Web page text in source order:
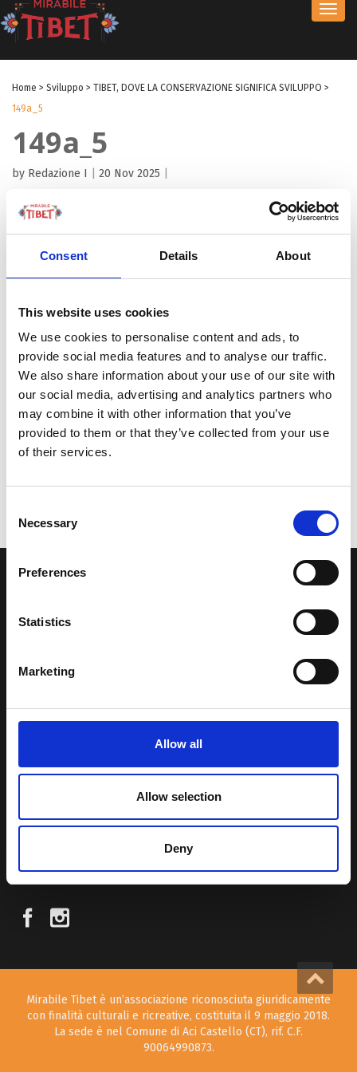
Consent Details About
This website uses cookies
We use cookies to personalise content and ads, to
provide social media features and to analyse our traffic.
We also share information about your use of our site with
our social media, advertising and analytics partners who
may combine it with other information that you’ve
provided to them or that they’ve collected from your use
of their services.
Selection
Necessary
Preferences
Statistics
Marketing
Allow all
Allow selection
Deny
Home > Sviluppo > TIBET, DOVE LA CONSERVAZIONE SIGNIFICA SVILUPPO >
149a_5
149a_5
by Redazione I 20 Nov 2025
Una comunità di appassionati della cultura tibetana che hanno
Una regione affascinante, densa di spiritualità che con i suoi
Attraverso i nostri contributi cercheremo agevolare la conoscenza
della cultura, della storia e della religione del paese e rendere più
– visitare il “Tetto del Mondo”.
SEGUICI SUI NOSTRI SOCIAL
Mirabile Tibet è un’associazione riconosciuta giuridicamente
con finalità culturali e ricreative, costituita il 9 maggio 2018.
La sede è nel Comune di Aci Castello (CT), rif. C.F.
90064990873.